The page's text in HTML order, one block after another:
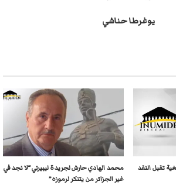
يوغرطا حناشي
تقبل النقد
محمد الهادي حارش لجريدة ليبيرتي “لا نجد في
غير الجزائر من يتنكر لرموزه”